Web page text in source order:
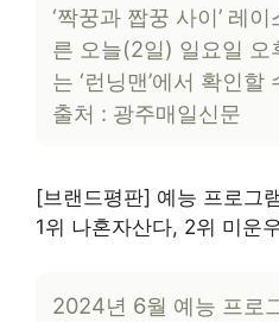
‘짝꿍과 짭꿍 사이’ 레
른 오늘(2일) 일요일 오
는 ‘런닝맨’에서 확인할
출처 : 광주매일신문
[브랜드평판] 예능 프로그
1위 나혼자산다, 2위 미운
2024년 6월 예능 프로